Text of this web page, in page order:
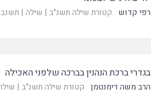
רפי קדוש קטורת שילה תשנ"ב | שילה | תשנב
בגדרי ברכת הנהנין בברכה שלפני האכילה
הרב משה דימנטמן קטורת שילה תשנ"ב |